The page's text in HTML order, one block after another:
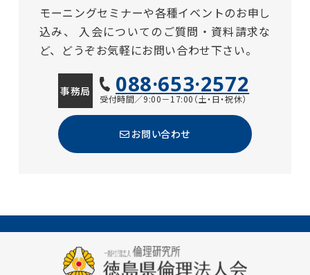
モーニングセミナーや各種イベントのお申し
込み、
入会についてのご質問・資料請求な
ど、どうぞお気軽にお問い合わせ下さい。
事務局 088·653·2572
受付時間／9:00－17:00（土・日・祝休）
お問い合わせ